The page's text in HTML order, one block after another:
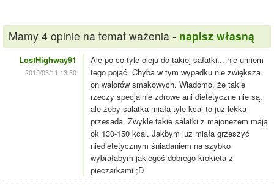
Mamy 4 opinie na temat ważenia - napisz własną
LostHighway91
2015/03/11 13:30
Ale po co tyle oleju do takiej sałatki... nie umiem
tego pojąć. Chyba w tym wypadku nie zwiększa
on walorów smakowych. Wiadomo, że takie
rzeczy specjalnie zdrowe ani dietetyczne nie są,
ale żeby salatka miała tyle kcal to już lekka
przesada. Zwykle takie salatki z majonezem mają
ok 130-150 kcal. Jakbym juz miała grzeszyć
niedietetycznym śniadaniem na szybko
wybrałabym jakiegoś dobrego krokieta z
pieczarkami ;D